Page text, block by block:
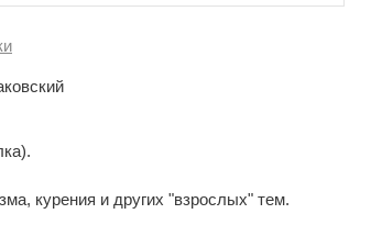
курения и других "взрослых" тем.